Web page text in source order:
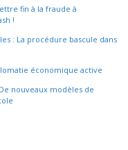
fin à la fraude à
!
: La procédure bascule dans
économique active
nouveaux modèles de